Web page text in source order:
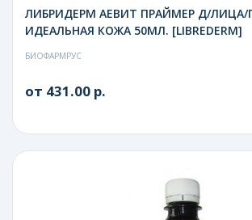
ЛИБРИДЕРМ АЕВИТ ПРАЙМЕР Д/ЛИЦА/
ИДЕАЛЬНАЯ КОЖА 50МЛ. [LIBREDERM]
БИОФАРМРУС
от 431.00 р.